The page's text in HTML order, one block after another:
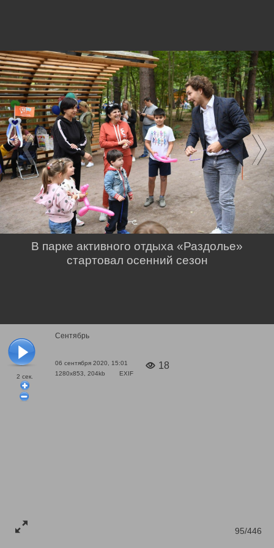
2 сек.
Сентябрь
06 сентября 2020, 15:01
1280x853, 204kb
EXIF
18
95/446
В парке активного отдыха «Раздолье»
стартовал осенний сезон